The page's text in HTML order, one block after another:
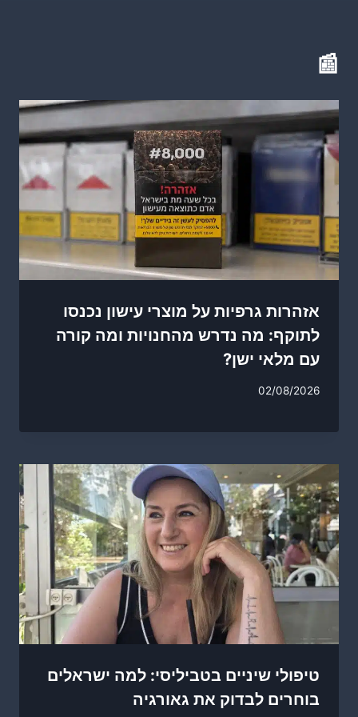
📰
אזהרות גרפיות על מוצרי עישון נכנסו
לתוקף: מה נדרש מהחנויות ומה קורה
עם מלאי ישן?
02/08/2026
טיפולי שיניים בטביליסי: למה ישראלים
בוחרים לבדוק את גאורגיה